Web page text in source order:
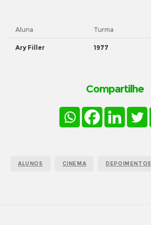
Aluna Turma
Ary Filler 1977
Compartilhe
ALUNOS CINEMA DEPOIMENTOS